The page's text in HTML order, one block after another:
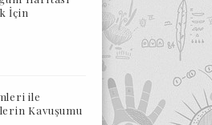
İçin
ile
Kavuşumu